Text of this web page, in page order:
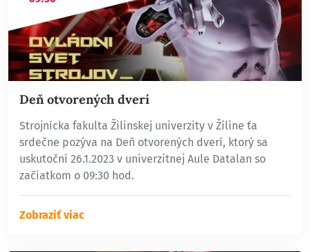
Deň otvorených dverí
Strojnícka fakulta Žilinskej univerzity v Žiline ťa
srdečne pozýva na Deň otvorených dverí, ktorý sa
uskutoční 26.1.2023 v univerzitnej Aule Datalan so
začiatkom o 09:30 hod.
Zobraziť viac